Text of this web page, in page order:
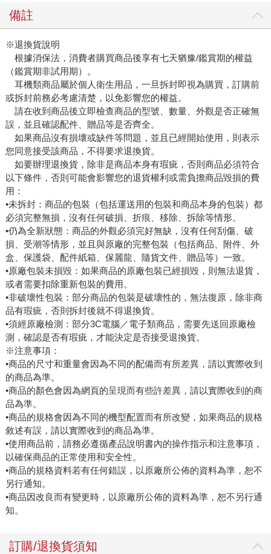
備註
※退換貨說明
根據消保法，消費者購買商品後享有七天猶豫/鑑賞期的權益
（鑑賞期非試用期）。
耳機類商品屬於個人衛生用品，一旦拆封即視為購買，訂購前
或拆封前務必考慮清楚，以免影響您的權益。
請在收到商品後立即檢查商品的型號、數量、外觀是否正確無
誤，並且確認配件、贈品等是否齊全。
如果商品沒有損壞或缺件等問題，並且已經開始使用，則表示
您同意接受該商品，不得要求退換貨。
如要辦理退換貨，除非是商品本身有瑕疵，否則商品必須符合
以下條件，否則可能會影響您的退貨權利或需負擔商品毀損的費
用：
•未拆封：商品的包裝（包括運送用的包裝和商品本身的包裝）都
必須完整無損，沒有任何破損、折痕、移除、拆除等情形。
•仍為全新狀態：商品的外觀必須完好無缺，沒有任何刮傷、破
損、受潮等情形，並且與原廠的完整包裝（包括商品、附件、外
盒、保護袋、配件紙箱、保麗龍、隨貨文件、贈品等）一致。
•原廠包裝未損毀：如果商品的原廠包裝已經損毀，則無法退貨，
或者需要扣除重新包裝的費用。
•非破壞性包裝：部分商品的包裝是破壞性的，無法復原，除非商
品有瑕疵，否則拆封後就不得退換貨。
•須經原廠檢測：部分3C電腦／電子類商品，需要先送回原廠檢
測，確認是否有瑕疵，才能決定是否接受退換貨。
※注意事項：
•商品的尺寸和重量會因為不同的配備而有所差異，請以實際收到
的商品為準。
•商品的顏色會因為網頁的呈現而有些許差異，請以實際收到的商
品為準。
•商品的規格會因為不同的機型配置而有所改變，如果商品的規格
敘述有誤，請以實際收到的商品為準。
•使用商品前，請務必遵循產品說明書內的操作指示和注意事項，
以確保商品的正常使用和安全性。
•商品的規格資料若有任何錯誤，以原廠所公佈的資料為準，恕不
另行通知。
•商品因改良而有變更時，以原廠所公佈的資料為準，恕不另行通
知。
訂購/退換貨須知